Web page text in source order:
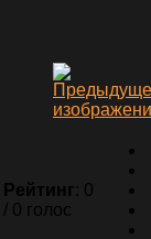
Рейтинг: 0
/ 0 голос